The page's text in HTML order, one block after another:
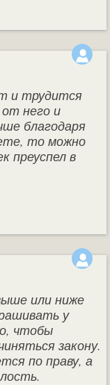
и трудится
него и
благодаря
то можно
преуспел в
или ниже
у
чтобы
закону.
по праву, а